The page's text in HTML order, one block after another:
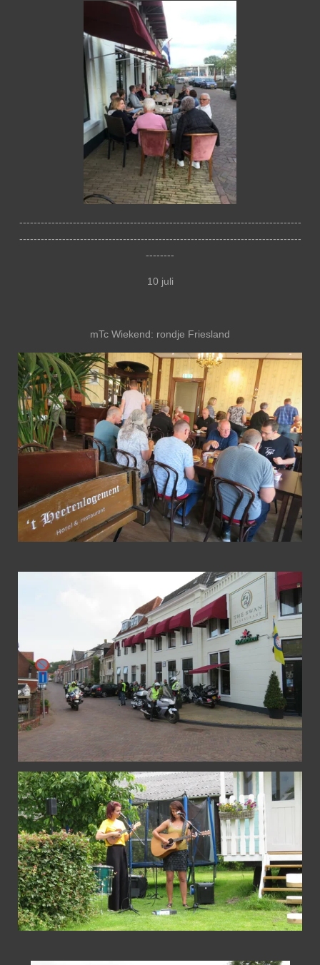
-------------------------------------------------------------------------------
-------------------------------------------------------------------------------
--------
10 juli
mTc Wiekend: rondje Friesland